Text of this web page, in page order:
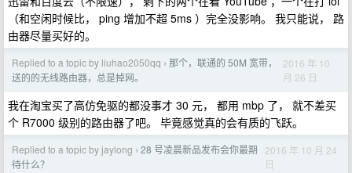
（和空闲时候比， ping 增加不超 5ms ）完全没影响。 我只能说， 路
由器尽量买好的。
Replied to a topic by liuhao2050qq › 那个，联通的 50M 宽带，
送的的无线路由器，总是掉网。
2016 年 10
月 26 日
我在淘宝买了高仿免驱的都没事才 30 元， 都用 mbp 了， 就不差买
个 R7000 级别的路由器了吧。 毕竟感觉真的会有质的飞跃。
Replied to a topic by jaylong › 28 号凌晨新品发布会你最期
待什么？
2016 年 10 月 24
日